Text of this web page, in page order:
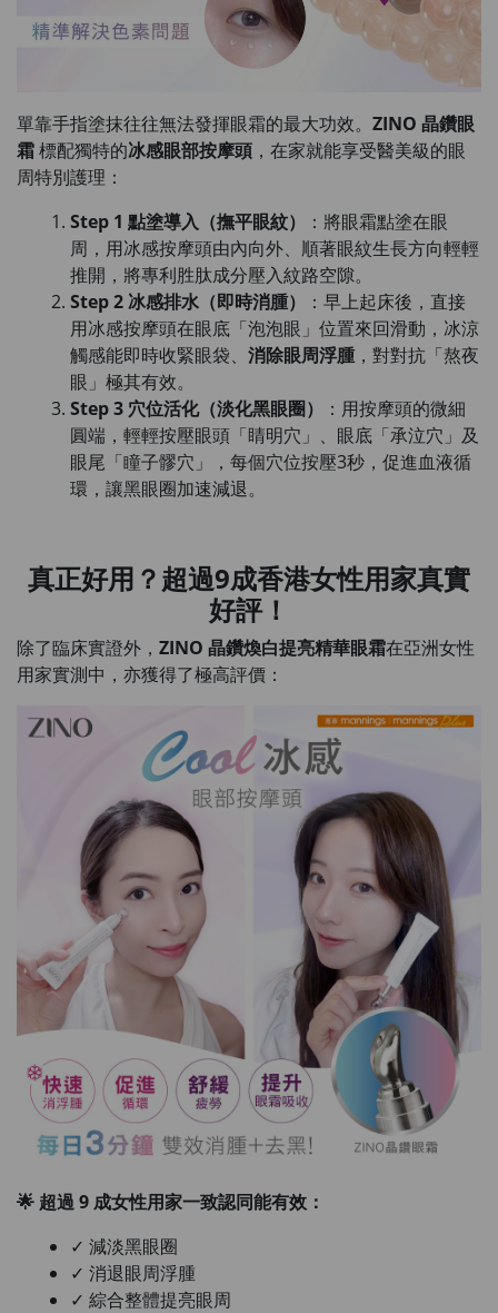
單靠手指塗抹往往無法發揮眼霜的最大功效。 ZINO 晶鑽眼
霜標配獨特的冰感眼部按摩頭 ，在家就能享受醫美級的眼
周特別護理：
Step 1 點塗導入（撫平眼紋）
：將眼霜點塗在眼
周，用冰感按摩頭由內向外、順著眼紋生長方向輕輕
推開，將專利胜肽成分壓入紋路空隙。
Step 2 冰感排水（即時消腫）
：早上起床後，直接
用冰感按摩頭在眼底「泡泡眼」位置來回滑動，冰涼
觸感能即時收緊眼袋、 消除眼周浮腫 ，對對抗「熬夜
眼」極其有效。
Step 3 穴位活化（淡化黑眼圈）
：用按摩頭的微細
圓端，輕輕按壓眼頭「睛明穴」、眼底「承泣穴」及
眼尾「瞳子髎穴」，每個穴位按壓3秒，促進血液循
環，讓黑眼圈加速減退。
真正好用？超過9成香港女性用家真實
好評！
除了臨床實證外， ZINO 晶鑽煥白提亮精華眼霜在亞洲女性
用家實測中，亦獲得了極高評價：
🌟 超過 9 成女性用家一致認同能有效：
⁠✓ 減淡黑眼圈
⁠✓ 消退眼周浮腫
⁠✓ 綜合整體提亮眼周